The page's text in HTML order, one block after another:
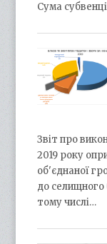
Сума
Звіт про
2019 року
об'єднаної
до
тому числі…